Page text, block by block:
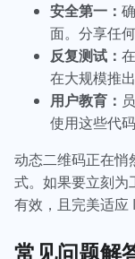
安全第一：
面。分享任
反复测试：
在大规模推
用户教育：
使用这些代码
动态二维码正在悄
式。如果要立刻为
有效，且完美适应
常见问题解